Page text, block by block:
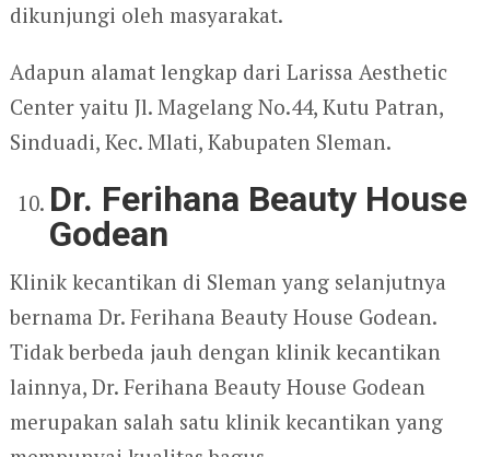
dikunjungi oleh masyarakat.
Adapun alamat lengkap dari Larissa Aesthetic
Center yaitu Jl. Magelang No.44, Kutu Patran,
Sinduadi, Kec. Mlati, Kabupaten Sleman.
Dr. Ferihana Beauty House
Godean
Klinik kecantikan di Sleman yang selanjutnya
bernama Dr. Ferihana Beauty House Godean.
Tidak berbeda jauh dengan klinik kecantikan
lainnya, Dr. Ferihana Beauty House Godean
merupakan salah satu klinik kecantikan yang